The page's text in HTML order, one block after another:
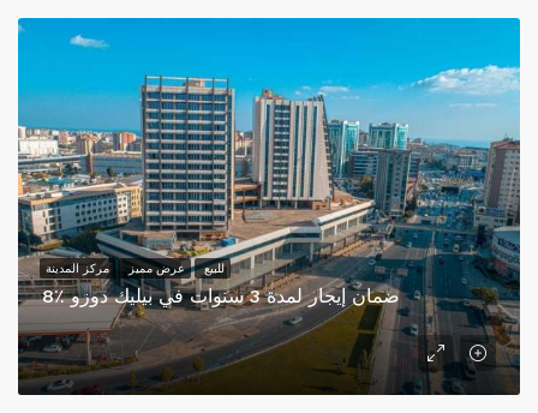
8٪ ضمان إيجار لمدة 3 سنوات في بيليك دوزو
للبيع عرض مميز مركز المدينة